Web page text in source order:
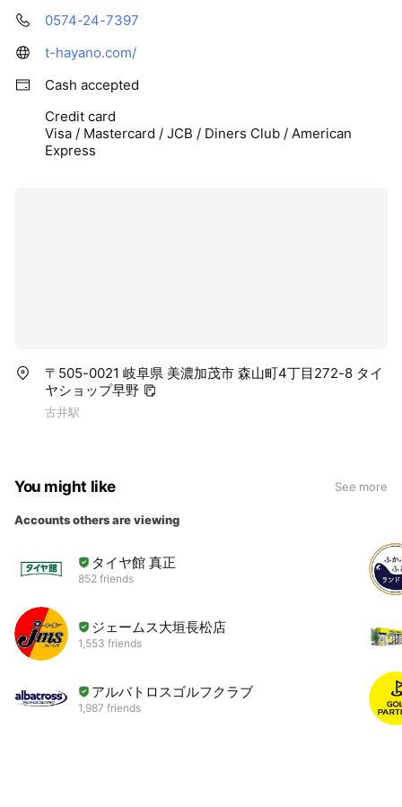
0574-24-7397
t-hayano.com/
Cash accepted
Credit card
Visa / Mastercard / JCB / Diners Club / American
Express
〒505-0021 岐阜県 美濃加茂市 森山町4丁目272-8 タイ
ヤショップ早野
古井駅
You might like See more
Accounts others are viewing
タイヤ館 真正
852 friends
ジェームス大垣長松店
1,553 friends
アルバトロスゴルフクラブ
1,987 friends